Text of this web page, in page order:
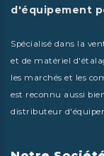
d'équipement
Spécialisé dans la
et de matériel
les marchés et les
est reconnu aussi
distributeur